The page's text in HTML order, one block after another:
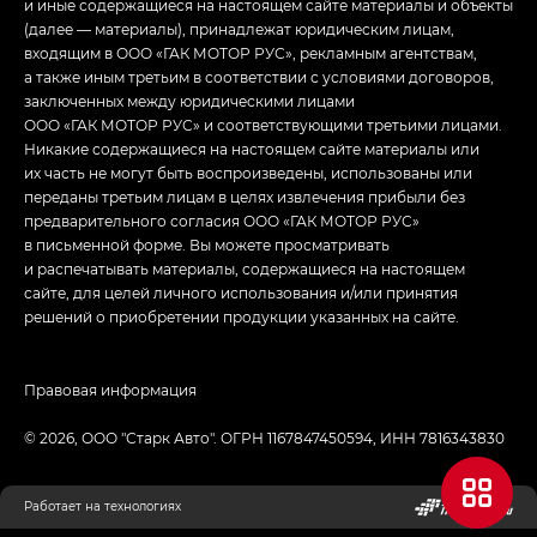
и иные содержащиеся на настоящем сайте материалы и объекты
(далее — материалы), принадлежат юридическим лицам,
входящим в ООО «ГАК МОТОР РУС», рекламным агентствам,
а также иным третьим в соответствии с условиями договоров,
заключенных между юридическими лицами
ООО «ГАК МОТОР РУС» и соответствующими третьими лицами.
Никакие содержащиеся на настоящем сайте материалы или
их часть не могут быть воспроизведены, использованы или
переданы третьим лицам в целях извлечения прибыли без
предварительного согласия ООО «ГАК МОТОР РУС»
в письменной форме. Вы можете просматривать
и распечатывать материалы, содержащиеся на настоящем
сайте, для целей личного использования и/или принятия
решений о приобретении продукции указанных на сайте.
© 2026, ООО "Старк Авто". ОГРН 1167847450594, ИНН 7816343830
Правовая информация
Работает на технологиях